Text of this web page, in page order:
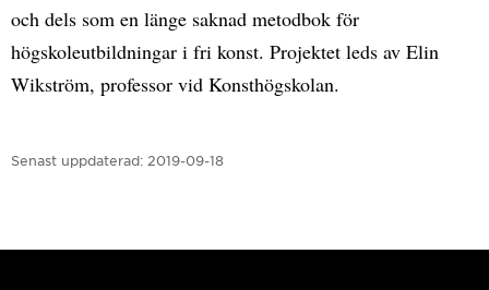
och dels som en länge saknad metodbok för
högskoleutbildningar i fri konst. Projektet leds av Elin
Wikström, professor vid Konsthögskolan.
Senast uppdaterad: 2019-09-18